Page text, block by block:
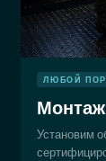
ЛЮБОЙ
Монтаж
Установим